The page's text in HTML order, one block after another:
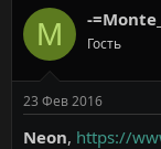
M -
Гость
23 Фев 2016
Neon, https://